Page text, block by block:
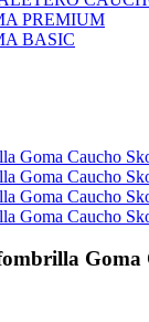
PREMIUM
BASIC
Goma